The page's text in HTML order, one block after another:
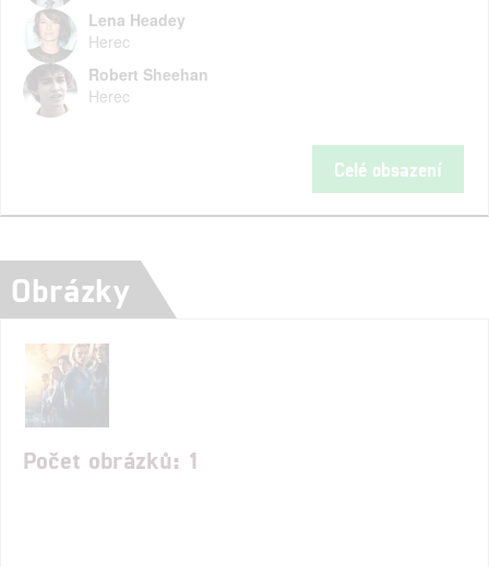
Lena Headey
Herec
Robert Sheehan
Herec
Celé obsazení
Obrázky
Počet obrázků: 1